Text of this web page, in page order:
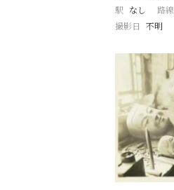
駅 なし 路線
撮影日 不明